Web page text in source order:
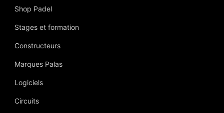
Shop Padel
Stages et formation
Constructeurs
Marques Palas
Logiciels
Circuits